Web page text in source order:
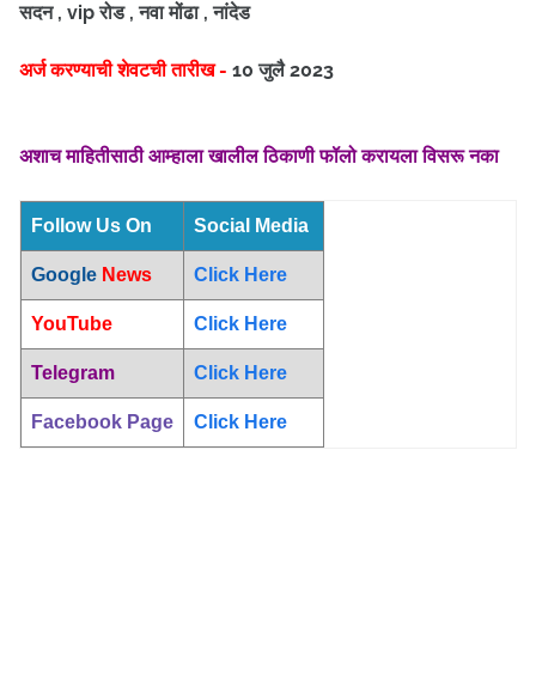
सदन , vip रोड , नवा मोंढा , नांदेड
अर्ज करण्याची शेवटची तारीख - 10 जुलै 2023
अशाच माहितीसाठी आम्हाला खालील ठिकाणी फॉलो करायला विसरू नका
Follow Us On Social Media
Google News Click Here
YouTube Click Here
Telegram Click Here
Facebook Page Click Here